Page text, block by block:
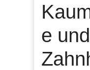
e und